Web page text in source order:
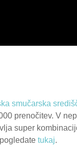
smučarska
prenočitev. V
super
tukaj.